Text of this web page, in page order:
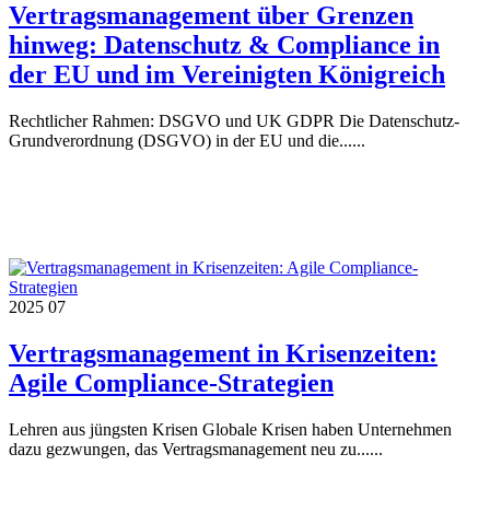
Vertragsmanagement über Grenzen
hinweg: Datenschutz & Compliance in
der EU und im Vereinigten Königreich
Rechtlicher Rahmen: DSGVO und UK GDPR Die Datenschutz-
Grundverordnung (DSGVO) in der EU und die......
2025 07
Vertragsmanagement in Krisenzeiten:
Agile Compliance-Strategien
Lehren aus jüngsten Krisen Globale Krisen haben Unternehmen
dazu gezwungen, das Vertragsmanagement neu zu......